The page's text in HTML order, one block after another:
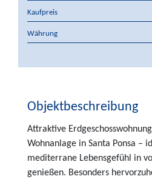
Kaufpreis
Währung
Objektbeschreibung
Attraktive
Wohnanlage in Santa Ponsa –
mediterrane Lebensgefühl in
genießen. Besonders